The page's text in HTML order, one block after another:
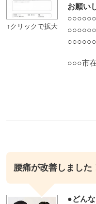
お願い
○○○市
腰痛が改善しました
●どん